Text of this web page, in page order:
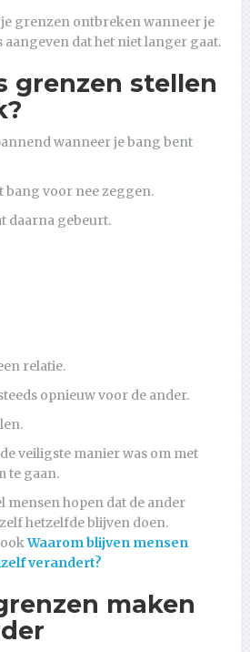
je grenzen ontbreken wanneer je
aangeven dat het niet langer gaat.
grenzen stellen
wanneer je bang bent
bang voor nee zeggen.
daarna gebeurt.
relatie.
opnieuw voor de ander.
veiligste manier was om met
te gaan.
mensen hopen dat de ander
hetzelfde blijven doen.
ookWaarom blijven mensen
verandert?
maken